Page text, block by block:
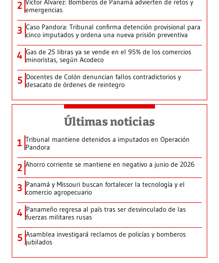
2 Víctor Álvarez: Bomberos de Panamá advierten de retos y
emergencias
3 Caso Pandora: Tribunal confirma detención provisional para
cinco imputados y ordena una nueva prisión preventiva
4 Gas de 25 libras ya se vende en el 95% de los comercios
minoristas, según Acodeco
5 Docentes de Colón denuncian fallos contradictorios y
desacato de órdenes de reintegro
Últimas noticias
1 Tribunal mantiene detenidos a imputados en Operación
Pandora
2 Ahorro corriente se mantiene en negativo a junio de 2026
3 Panamá y Missouri buscan fortalecer la tecnología y el
comercio agropecuario
4 Panameño regresa al país tras ser desvinculado de las
fuerzas militares rusas
5 Asamblea investigará reclamos de policías y bomberos
jubilados